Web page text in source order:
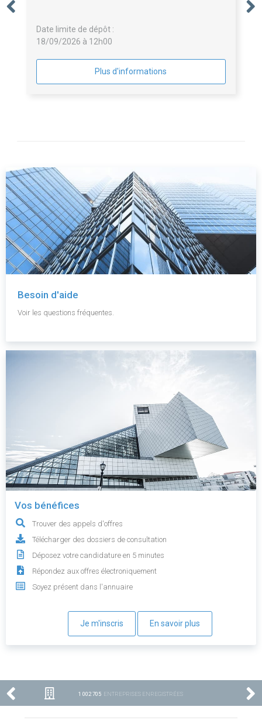
Date limite de dépôt :
18/09/2026 à 12h00
Plus d'informations
Besoin d'aide
Voir les questions fréquentes.
Vos bénéfices
Trouver des appels d'offres
Télécharger des dossiers de consultation
Déposez votre candidature en 5 minutes
Répondez aux offres électroniquement
Soyez présent dans l'annuaire
Je m'inscris En savoir plus
1 002 705 ENTREPRISES ENREGISTRÉES